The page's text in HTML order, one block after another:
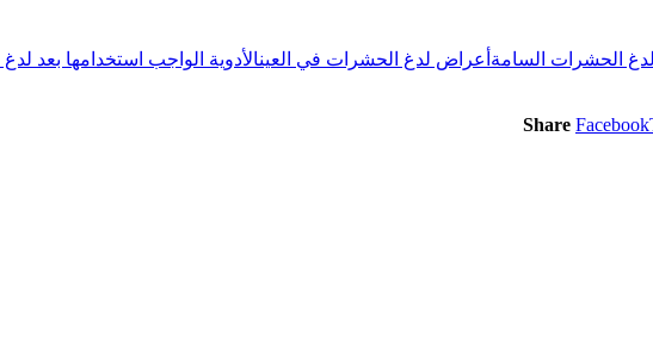
الحشرات السامة أعراض لدغ الحشرات في العينالأدوية الواجب استخدامها بعد
Share Facebook